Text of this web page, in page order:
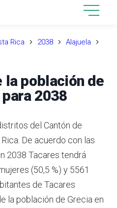
Rica 2038
Alajuela
la población de
2038
del Cantón de
De acuerdo con las
2038 Tacares tendrá
(50,5 %) y 5561
de Tacares
la población de Grecia en